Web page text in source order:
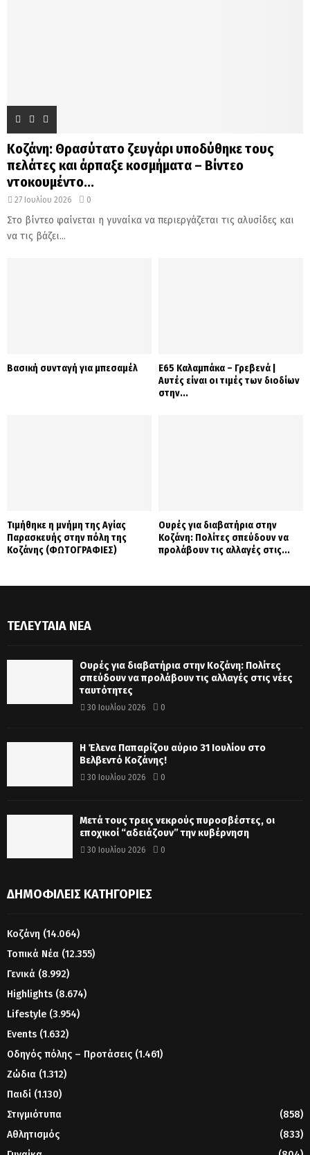
Κοζάνη: Θρασύτατο ζευγάρι υποδύθηκε τους
πελάτες και άρπαξε κοσμήματα – Βίντεο
ντοκουμέντο...
27 Ιουλίου 2026 0
Στο βίντεο φαίνεται η γυναίκα να περιεργάζεται τις αλυσίδες και
να τις βάζει...
Βασική συνταγή για μπεσαμέλ
Ε65 Καλαμπάκα – Γρεβενά |
Αυτές είναι οι τιμές των διοδίων
στην...
Τιμήθηκε η μνήμη της Αγίας
Παρασκευής στην πόλη της
Κοζάνης (ΦΩΤΟΓΡΑΦΙΕΣ)
Ουρές για διαβατήρια στην
Κοζάνη: Πολίτες σπεύδουν να
προλάβουν τις αλλαγές στις...
ΤΕΛΕΥΤΑΊΑ ΝΈΑ
Ουρές για διαβατήρια στην Κοζάνη: Πολίτες
σπεύδουν να προλάβουν τις αλλαγές στις νέες
ταυτότητες
30 Ιουλίου 2026 0
Η Έλενα Παπαρίζου αύριο 31 Ιουλίου στο
Βελβεντό Κοζάνης!
30 Ιουλίου 2026 0
Μετά τους τρεις νεκρούς πυροσβέστες, οι
εποχικοί “αδειάζουν” την κυβέρνηση
30 Ιουλίου 2026 0
ΔΗΜΟΦΙΛΕΊΣ ΚΑΤΗΓΟΡΊΕΣ
Κοζάνη (14.064)
Τοπικά Νέα (12.355)
Γενικά (8.992)
Highlights (8.674)
Lifestyle (3.954)
Events (1.632)
Οδηγός πόλης – Προτάσεις (1.461)
Ζώδια (1.312)
Παιδί (1.130)
Στιγμιότυπα
(858)
Αθλητισμός
(833)